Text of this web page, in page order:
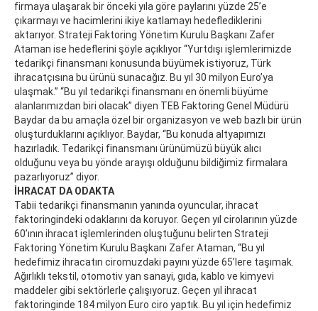
firmaya ulaşarak bir önceki yıla göre paylarını yüzde 25’e
çıkarmayı ve hacimlerini ikiye katlamayı hedeflediklerini
aktarıyor. Strateji Faktoring Yönetim Kurulu Başkanı Zafer
Ataman ise hedeflerini şöyle açıklıyor “Yurtdışı işlemlerimizde
tedarikçi finansmanı konusunda büyümek istiyoruz, Türk
ihracatçısına bu ürünü sunacağız. Bu yıl 30 milyon Euro’ya
ulaşmak.” “Bu yıl tedarikçi finansmanı en önemli büyüme
alanlarımızdan biri olacak” diyen TEB Faktoring Genel Müdürü
Baydar da bu amaçla özel bir organizasyon ve web bazlı bir ürün
oluşturduklarını açıklıyor. Baydar, “Bu konuda altyapımızı
hazırladık. Tedarikçi finansmanı ürünümüzü büyük alıcı
olduğunu veya bu yönde arayışı olduğunu bildiğimiz firmalara
pazarlıyoruz” diyor.
İHRACAT DA ODAKTA
Tabii tedarikçi finansmanın yanında oyuncular, ihracat
faktoringindeki odaklarını da koruyor. Geçen yıl cirolarının yüzde
60’ının ihracat işlemlerinden oluştuğunu belirten Strateji
Faktoring Yönetim Kurulu Başkanı Zafer Ataman, “Bu yıl
hedefimiz ihracatın ciromuzdaki payını yüzde 65’lere taşımak.
Ağırlıklı tekstil, otomotiv yan sanayi, gıda, kablo ve kimyevi
maddeler gibi sektörlerle çalışıyoruz. Geçen yıl ihracat
faktoringinde 184 milyon Euro ciro yaptık. Bu yıl için hedefimiz